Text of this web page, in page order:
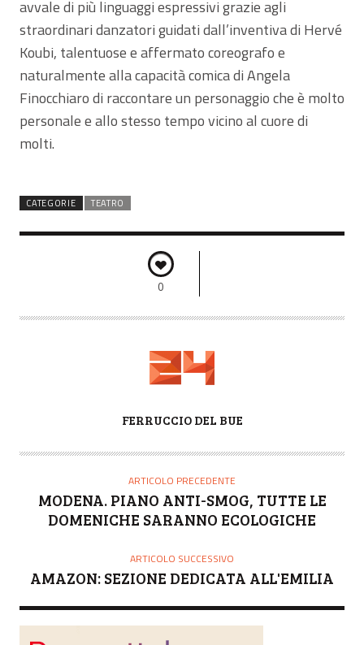
avvale di più linguaggi espressivi grazie agli
straordinari danzatori guidati dall’inventiva di Hervé
Koubi, talentuose e affermato coreografo e
naturalmente alla capacità comica di Angela
Finocchiaro di raccontare un personaggio che è molto
personale e allo stesso tempo vicino al cuore di
molti.
CATEGORIE TEATRO
0
T
FERRUCCIO DEL BUE
ARTICOLO PRECEDENTE
MODENA. PIANO ANTI-SMOG, TUTTE LE
DOMENICHE SARANNO ECOLOGICHE
ARTICOLO SUCCESSIVO
AMAZON: SEZIONE DEDICATA ALL'EMILIA